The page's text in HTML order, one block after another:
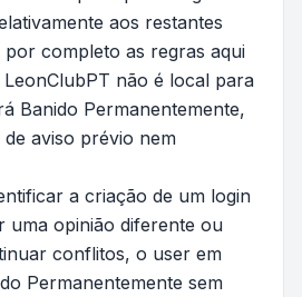
aos restantes
completo as regras aqui
não é local para
Banido Permanentemente,
aviso prévio nem
a criação de um login
uma opinião diferente ou
conflitos, o user em
Permanentemente sem